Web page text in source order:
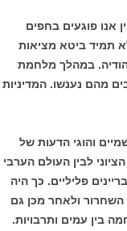
אנו פוגעים בחפים
תמיד ביטא מציאות
במהלך מלחמת
מהם נענשו. המדיניות
והוגי הדעות של
לבין העולם הערבי
פליליים. כך היה
ולאחר מכן גם
בין עמים ותרבויות.